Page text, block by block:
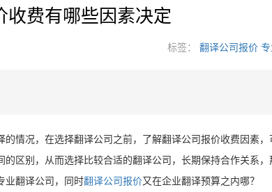
收费有哪些因素决定
标签： 翻译公司报价专
情况，在选择翻译公司之前，了解翻译公司报价收费因素，
区别，从而选择比较合适的翻译公司，长期保持合作关系，
业翻译公司，同时翻译公司报价又在企业翻译预算之内哪？